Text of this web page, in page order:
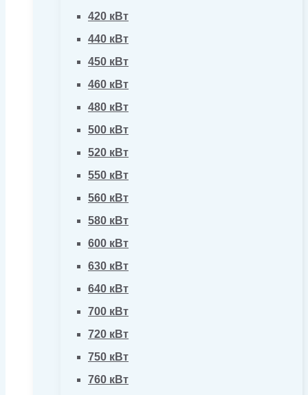
420 кВт
440 кВт
450 кВт
460 кВт
480 кВт
500 кВт
520 кВт
550 кВт
560 кВт
580 кВт
600 кВт
630 кВт
640 кВт
700 кВт
720 кВт
750 кВт
760 кВт